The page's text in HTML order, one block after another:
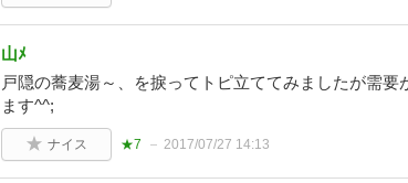
山ﾒ
戸隠の蕎麦湯～、を捩ってトピ立ててみましたが需
ます^^;
ナイス ★7 2017/07/27 14:13